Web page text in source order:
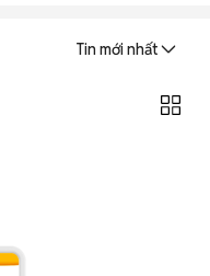
Tin mới nhất